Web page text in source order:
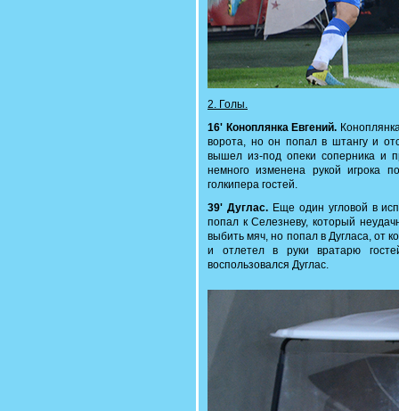
2. Голы.
16' Коноплянка Евгений.
ворота, но он попал в штангу и
вышел из-под опеки соперника и
немного изменена рукой игрока
голкипера гостей.
39' Дуглас.Еще один угловой в
попал к Селезневу, который
выбить мяч, но попал в Дугласа, от
и отлетел в руки вратарю
воспользовался Дуглас.